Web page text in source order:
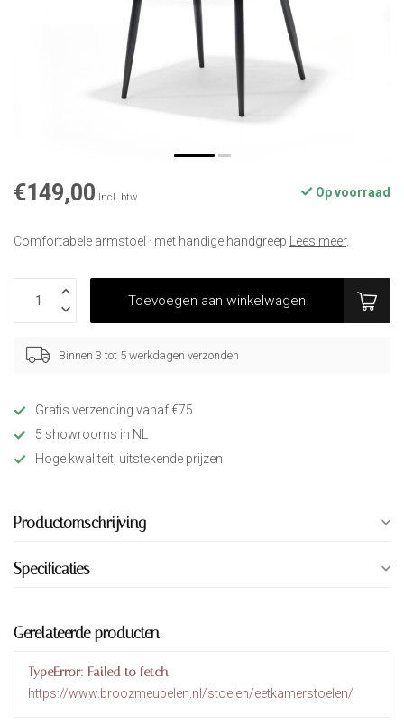
€149,00 Incl. btw Op voorraad
Comfortabele armstoel · met handige handgreep Lees meer.
Toevoegen aan winkelwagen
Binnen 3 tot 5 werkdagen verzonden
Gratis verzending vanaf €75
5 showrooms in NL
Hoge kwaliteit, uitstekende prijzen
Productomschrijving
Specificaties
Gerelateerde producten
TypeError: Failed to fetch
https://www.broozmeubelen.nl/stoelen/eetkamerstoelen/